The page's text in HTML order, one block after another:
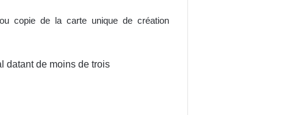
copie de la carte unique de création
datant de moins de trois